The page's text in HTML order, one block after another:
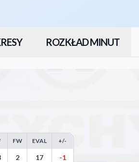
ROZKŁAD MINUT
and Efficiency
FW EVAL +/-
2 17 -1